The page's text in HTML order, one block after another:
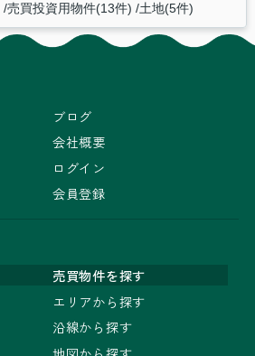
売買投資用物件(13件) 土地(5件)
ブログ
会社概要
ログイン
会員登録
売買物件を探す
エリアから探す
沿線から探す